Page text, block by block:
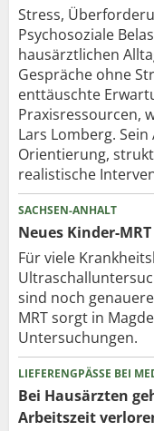
Stress,
Psychosoziale
hausärztlichen
Gespräche ohne
enttäuschte
Praxisressourcen,
Lars Lomberg.
Orientierung,
realistische
SACHSEN-ANHALT
Neues Kinder-
Für viele
sind noch
MRT sorgt in
Untersuchungen.
LIEFERENGPÄSSE BEI
Bei Hausärzten
Arbeitszeit